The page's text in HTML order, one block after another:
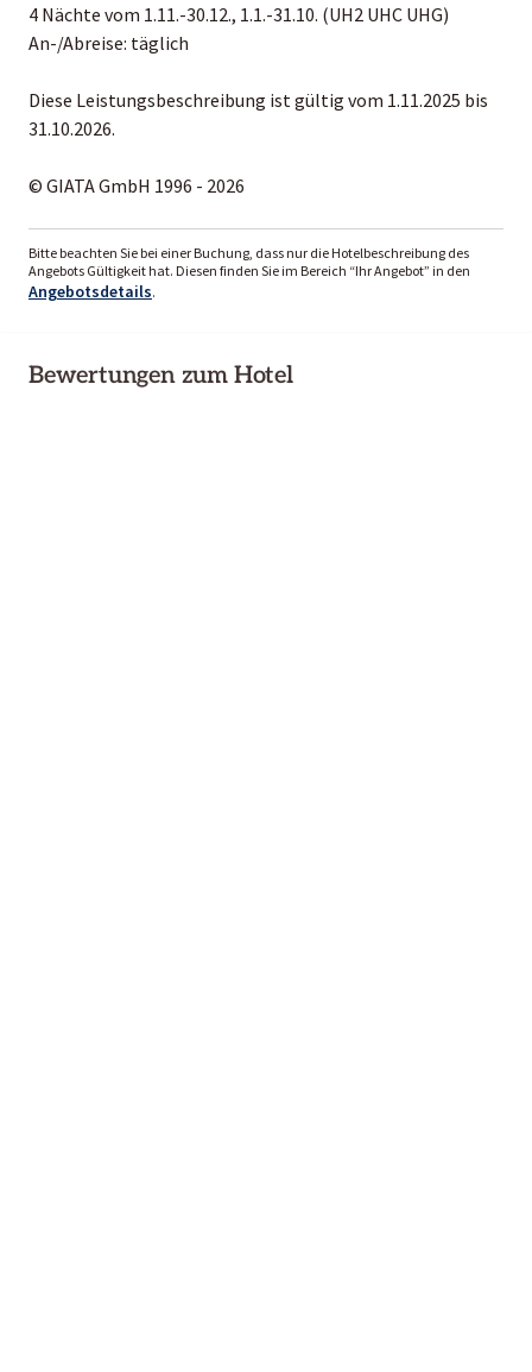
4 Nächte vom 1.11.-30.12., 1.1.-31.10. (UH2 UHC UHG)
An-/Abreise: täglich
Diese Leistungsbeschreibung ist gültig vom 1.11.2025 bis
31.10.2026.
© GIATA GmbH 1996 - 2026
Bitte beachten Sie bei einer Buchung, dass nur die Hotelbeschreibung des
Angebots Gültigkeit hat. Diesen finden Sie im Bereich “Ihr Angebot” in den
Angebotsdetails.
Bewertungen zum Hotel